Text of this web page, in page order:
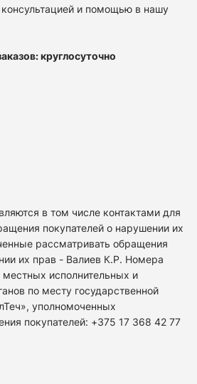
и помощью в нашу
круглосуточно
в том числе контактами для
покупателей о нарушении их
рассматривать обращения
их прав - Валиев К.Р. Номера
местных исполнительных и
по месту государственной
уполномоченных
покупателей: +375 17 368 42 77